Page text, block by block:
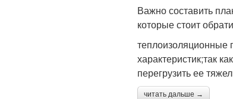
Важно составить
которые стоит
теплоизоляционные
характеристик;так
перегрузить ее
читать дальше →